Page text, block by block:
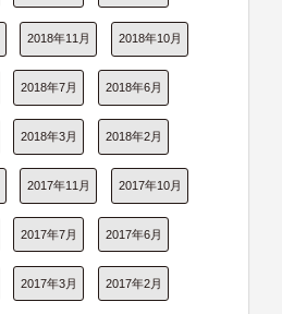
2018年11月 2018年10月
2018年7月 2018年6月
2018年3月 2018年2月
2017年11月 2017年10月
2017年7月 2017年6月
2017年3月 2017年2月